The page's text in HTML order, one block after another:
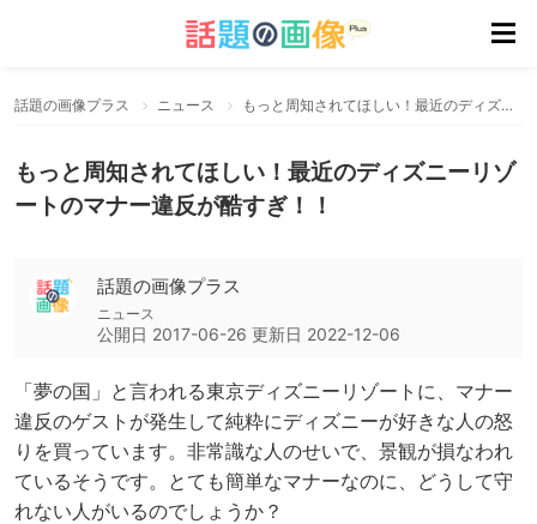
話題の画像プラス ニュース もっと周知されてほしい！最近のディズニーリゾートのマナー違反が酷すぎ！！
もっと周知されてほしい！最近のディズニーリゾ
ートのマナー違反が酷すぎ！！
話題の画像プラス
ニュース
公開日 2017-06-26 更新日 2022-12-06
「夢の国」と言われる東京ディズニーリゾートに、マナー
違反のゲストが発生して純粋にディズニーが好きな人の怒
りを買っています。非常識な人のせいで、景観が損なわれ
ているそうです。とても簡単なマナーなのに、どうして守
れない人がいるのでしょうか？